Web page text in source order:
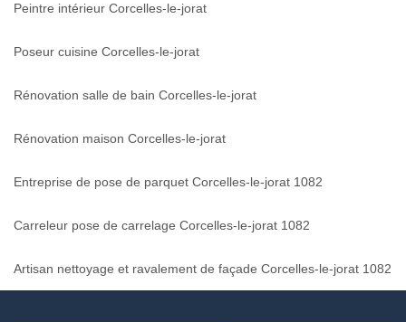
Peintre intérieur Corcelles-le-jorat
Poseur cuisine Corcelles-le-jorat
Rénovation salle de bain Corcelles-le-jorat
Rénovation maison Corcelles-le-jorat
Entreprise de pose de parquet Corcelles-le-jorat 1082
Carreleur pose de carrelage Corcelles-le-jorat 1082
Artisan nettoyage et ravalement de façade Corcelles-le-jorat 1082